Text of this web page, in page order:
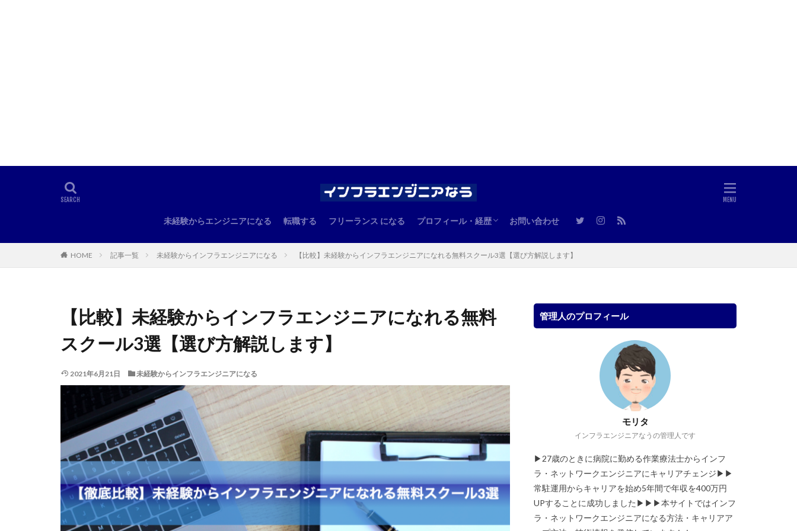
未経験からエンジニアになる 転職する フリーランス になる プロフィール・経歴
エンジニアとしての経歴
管理人のプロフィール
お問い合わせ
HOME 記事一覧 未経験からインフラエンジニアになる 【比較】未経験からインフラエンジニアになれる無料スクール3選【選び方解説します】
【比較】未経験からインフラエンジニアになれる無料
スクール3選【選び方解説します】
2021年6月21日 未経験からインフラエンジニアになる
管理人のプロフィール
モリタ
インフラエンジニアなうの管理人です
▶︎27歳のときに病院に勤める作業療法士からインフ
ラ・ネットワークエンジニアにキャリアチェンジ▶︎▶︎
常駐運用からキャリアを始め5年間で年収を400万円
UPすることに成功しました▶︎▶︎▶︎本サイトではインフ
ラ・ネットワークエンジニアになる方法・キャリアア